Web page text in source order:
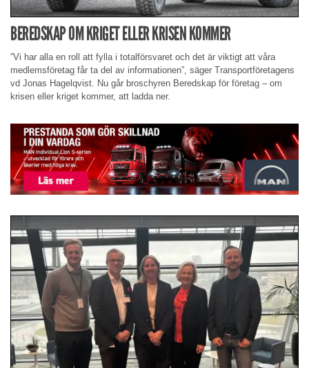
BEREDSKAP OM KRIGET ELLER KRISEN KOMMER
”Vi har alla en roll att fylla i totalförsvaret och det är viktigt att våra
medlemsföretag får ta del av informationen”, säger Transportföretagens
vd Jonas Hagelqvist. Nu går broschyren Beredskap för företag – om
krisen eller kriget kommer, att ladda ner.